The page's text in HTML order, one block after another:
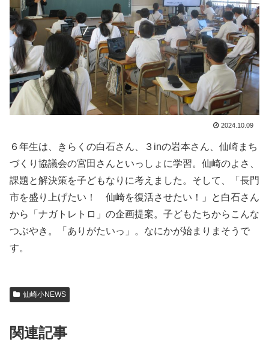
2024.10.09
６年生は、きらくの白石さん、３inの岩本さん、仙崎まち
づくり協議会の宮田さんといっしょに学習。仙崎のよさ、
課題と解決策を子どもなりに考えました。そして、「長門
市を盛り上げたい！ 仙崎を復活させたい！」と白石さん
から「ナガトレトロ」の企画提案。子どもたちからこんな
つぶやき。「ありがたいっ」。なにかが始まりまそうで
す。
仙崎小NEWS
関連記事